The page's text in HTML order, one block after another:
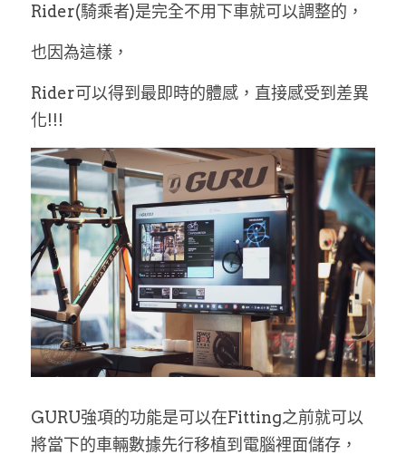
Rider(騎乘者)是完全不用下車就可以調整的，
也因為這樣，
Rider可以得到最即時的體感，直接感受到差異
化!!!
GURU強項的功能是可以在Fitting之前就可以
將當下的車輛數據先行移植到電腦裡面儲存，